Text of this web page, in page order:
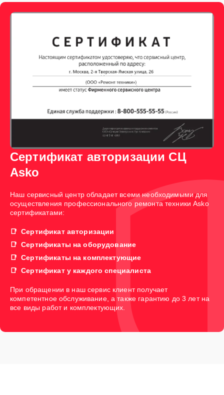
Сертификат авторизации СЦ
Asko
Наш сервисный центр обладает всеми необходимыми для
осуществления профессионального ремонта техники Asko
сертификатами:
Сертификат авторизации
Сертификаты на оборудование
Сертификаты на комплектующие
Сертификат у каждого специалиста
При обращении в наш сервис клиент получает
компетентное обслуживание, а также гарантию до 3 лет на
все виды работ и комплектующих.